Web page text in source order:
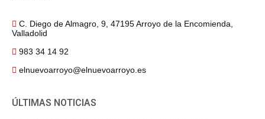
C. Diego de Almagro, 9, 47195 Arroyo de la Encomienda,
Valladolid
983 34 14 92
elnuevoarroyo@elnuevoarroyo.es
ÚLTIMAS NOTICIAS